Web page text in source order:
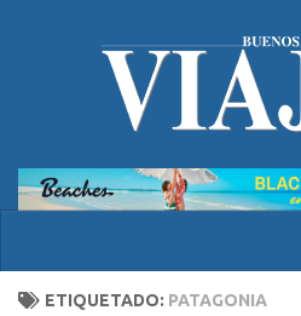
ETIQUETADO: PATAGONIA